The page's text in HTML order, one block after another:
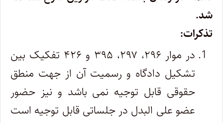
شد.
تذکرات:
در موار ۲۹۶، ۲۹۷، ۳۹۵ و ۴۲۶ تفکیک بین
تشکیل دادگاه و رسمیت آن از جهت منطق
حقوقی قابل توجیه نمی باشد و نیز حضور
عضو علی البدل در جلساتی قابل توجیه است